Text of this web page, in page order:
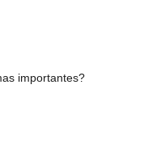
importantes?